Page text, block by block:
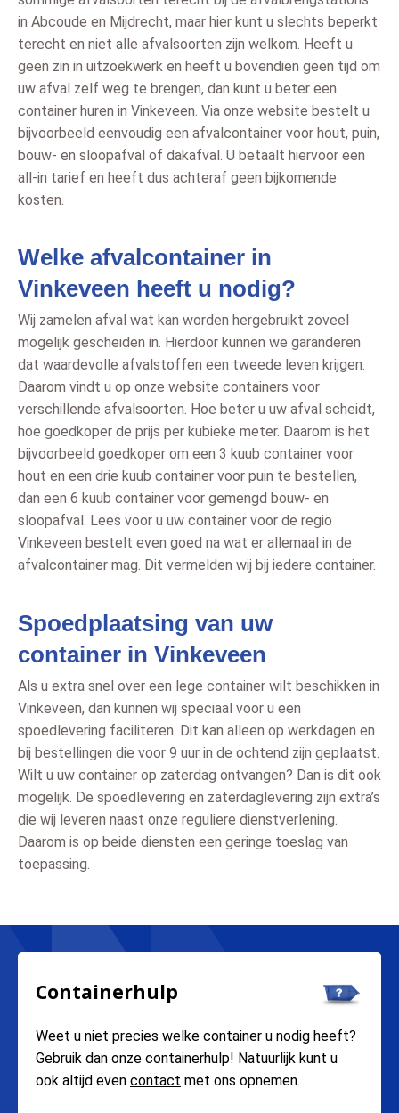
in Abcoude en Mijdrecht, maar hier kunt u slechts beperkt
terecht en niet alle afvalsoorten zijn welkom. Heeft u
geen zin in uitzoekwerk en heeft u bovendien geen tijd om
uw afval zelf weg te brengen, dan kunt u beter een
container huren in Vinkeveen. Via onze website bestelt u
bijvoorbeeld eenvoudig een afvalcontainer voor hout, puin,
bouw- en sloopafval of dakafval. U betaalt hiervoor een
all-in tarief en heeft dus achteraf geen bijkomende
kosten.
Welke afvalcontainer in
Vinkeveen heeft u nodig?
Wij zamelen afval wat kan worden hergebruikt zoveel
mogelijk gescheiden in. Hierdoor kunnen we garanderen
dat waardevolle afvalstoffen een tweede leven krijgen.
Daarom vindt u op onze website containers voor
verschillende afvalsoorten. Hoe beter u uw afval scheidt,
hoe goedkoper de prijs per kubieke meter. Daarom is het
bijvoorbeeld goedkoper om een 3 kuub container voor
hout en een drie kuub container voor puin te bestellen,
dan een 6 kuub container voor gemengd bouw- en
sloopafval. Lees voor u uw container voor de regio
Vinkeveen bestelt even goed na wat er allemaal in de
afvalcontainer mag. Dit vermelden wij bij iedere container.
Spoedplaatsing van uw
container in Vinkeveen
Als u extra snel over een lege container wilt beschikken in
Vinkeveen, dan kunnen wij speciaal voor u een
spoedlevering faciliteren. Dit kan alleen op werkdagen en
bij bestellingen die voor 9 uur in de ochtend zijn geplaatst.
Wilt u uw container op zaterdag ontvangen? Dan is dit ook
mogelijk. De spoedlevering en zaterdaglevering zijn extra’s
die wij leveren naast onze reguliere dienstverlening.
Daarom is op beide diensten een geringe toeslag van
toepassing.
Containerhulp
Weet u niet precies welke container u nodig heeft?
Gebruik dan onze containerhulp! Natuurlijk kunt u
ook altijd even contact met ons opnemen.